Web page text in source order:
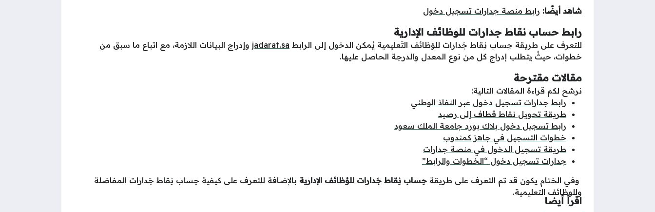
شاهد أيضًا: رابط منصة جدارات تسجيل دخول
رابط حساب نقاط جدارات للوظائف الإدارية
للتعرف على طريقة حِساب نِقاط جَدارات للوَظائف التَعليمية يُمكن الدخول إلى الرابط jadarat.sa وإدراج البيانات اللازمة، مع اتباع ما سبق من
خطوات، حيثُ يتطلب إدراج كل من نوع المعدل والدرجة الحاصل عليها.
مقالات مقترحة
نرشح لكم قراءة المقالات التالية:
رابط جدارات تسجيل دخول عبر النفاذ الوطني
طريقة تحويل نقاط قطاف إلى رصيد
رابط تسجيل دخول بلاك بورد جامعة الملك سعود
خطوات التسجيل في جاهز كمندوب
طريقة تسجيل الدخول في منصة جدارات
جدارات تسجيل دخول “الخطوات والرابط”
وفي الختام يكون قد تم التعرف على طريقة حِساب نِقاط جَدارات للوُظائف الإدارية بالإضافة للتعرف على كيفية حِساب نِقاط جَدارات المفاضلة
وللوظائف التعليمية.
اقرأ أيضا